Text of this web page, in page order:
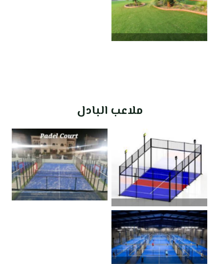
ملاعب البادل